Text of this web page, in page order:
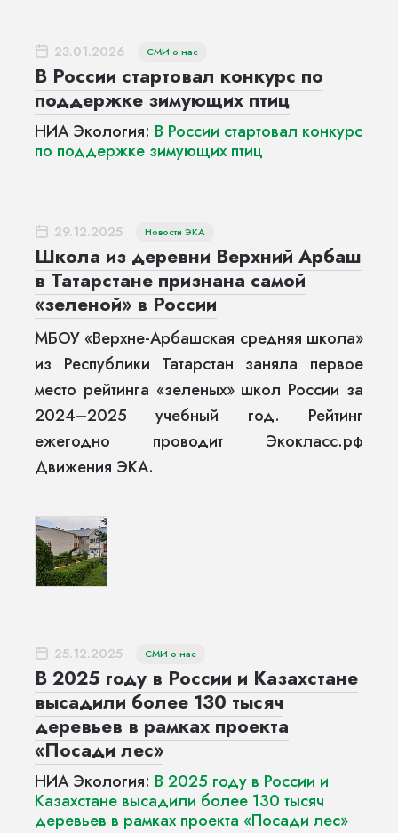
23.01.2026 СМИ о нас
В России стартовал конкурс по
поддержке зимующих птиц
НИА Экология: В России стартовал конкурс
по поддержке зимующих птиц
29.12.2025 Новости ЭКА
Школа из деревни Верхний Арбаш
в Татарстане признана самой
«зеленой» в России
МБОУ «Верхне-Арбашская средняя школа»
из Республики Татарстан заняла первое
место рейтинга «зеленых» школ России за
2024–2025 учебный год. Рейтинг
ежегодно проводит Экокласс.рф
Движения ЭКА.
25.12.2025 СМИ о нас
В 2025 году в России и Казахстане
высадили более 130 тысяч
деревьев в рамках проекта
«Посади лес»
НИА Экология: В 2025 году в России и
Казахстане высадили более 130 тысяч
деревьев в рамках проекта «Посади лес»